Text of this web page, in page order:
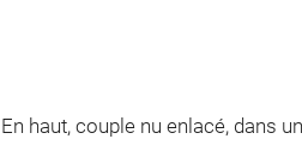
En haut, couple nu enlacé, dans